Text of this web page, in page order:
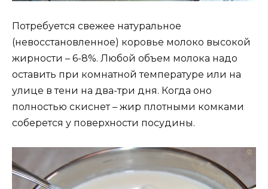
Потребуется свежее натуральное
(невосстановленное) коровье молоко высокой
жирности – 6-8%. Любой объем молока надо
оставить при комнатной температуре или на
улице в тени на два-три дня. Когда оно
полностью скиснет – жир плотными комками
соберется у поверхности посудины.